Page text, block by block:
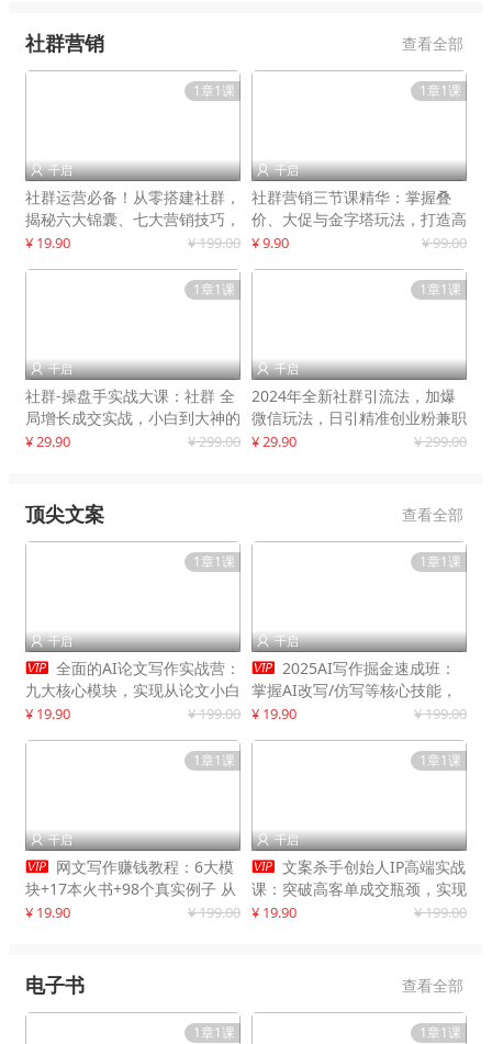
社群营销 查看全部
1章1课
 千启
社群运营必备！从零搭建社群，
揭秘六大锦囊、七大营销技巧，
打造火爆社群
¥ 19.90 ¥ 199.00
1章1课
 千启
社群营销三节课精华：掌握叠
价、大促与金字塔玩法，打造高
效营销体系
¥ 9.90 ¥ 99.00
1章1课
 千启
社群-操盘手实战大课：社群 全
局增长成交实战，小白到大神的
进阶之路
¥ 29.90 ¥ 299.00
1章1课
 千启
2024年全新社群引流法，加爆
微信玩法，日引精准创业粉兼职
粉200+
¥ 29.90 ¥ 299.00
顶尖文案 查看全部
1章1课
 千启
 全面的AI论文写作实战营：
九大核心模块，实现从论文小白
到高效产出的跨越
¥ 19.90 ¥ 199.00
1章1课
 千启
 2025AI写作掘金速成班：
掌握AI改写/仿写等核心技能，
实现单篇文案变现500+
¥ 19.90 ¥ 199.00
1章1课
 千启
 网文写作赚钱教程：6大模
块+17本火书+98个真实例子 从
入门到精通实战方法
¥ 19.90 ¥ 199.00
1章1课
 千启
 文案杀手创始人IP高端实战
课：突破高客单成交瓶颈，实现
IP商业价值最大化
¥ 19.90 ¥ 199.00
电子书 查看全部
1章1课 1章1课